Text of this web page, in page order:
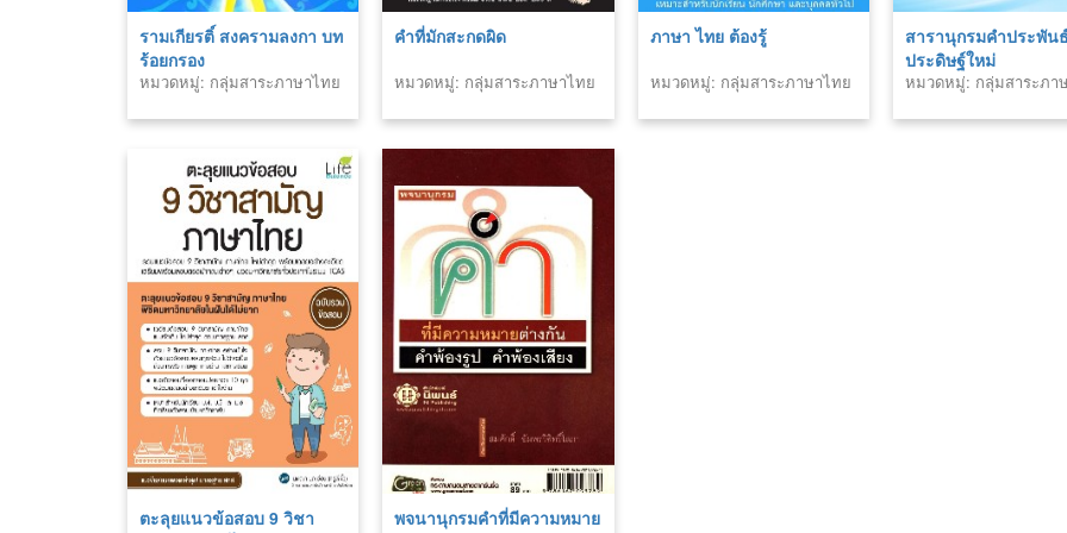
รามเกียรติ์ สงครามลงกา บท
ร้อยกรอง
หมวดหมู่: กลุ่มสาระภาษาไทย
คำที่มักสะกดผิด
หมวดหมู่: กลุ่มสาระภาษาไทย
ภาษา ไทย ต้องรู้
หมวดหมู่: กลุ่มสาระภาษาไทย
สารานุกรมคำประพัน
ประดิษฐ์ใหม่
หมวดหมู่: กลุ่มสาระภา
ตะลุยแนวข้อสอบ 9 วิชา
พจนานุกรมคำที่มีความหมาย